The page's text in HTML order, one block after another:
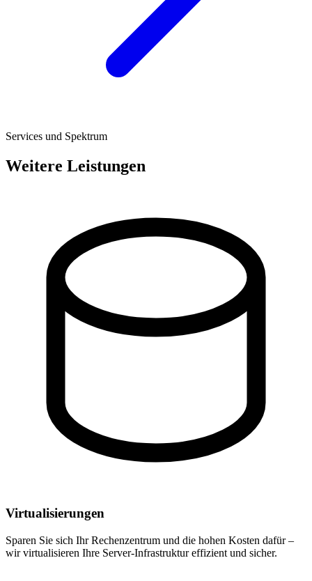
Services und Spektrum
Weitere Leistungen
Virtualisierungen
Sparen Sie sich Ihr Rechenzentrum und die hohen Kosten dafür –
wir virtualisieren Ihre Server-Infrastruktur effizient und sicher.